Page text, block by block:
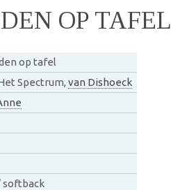
OP TAFEL
op tafel
Spectrum, van Dishoeck
softback